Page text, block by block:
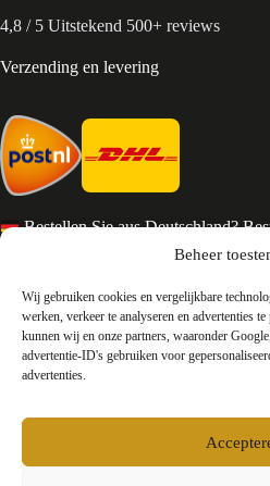
Beheer
Wij gebruiken cookies en vergelijkbare
werken, verkeer te analyseren en advertenties
kunnen wij en onze partners, waaronder
advertentie-ID's gebruiken voor
advertenties.
4,8 / 5 Uitstekend 500+ reviews
Verzending en levering
Bestellen Sie aus Deutschland?
Services en Contact
Algemene voorwaarden
Retourneren
Privacy
Contact